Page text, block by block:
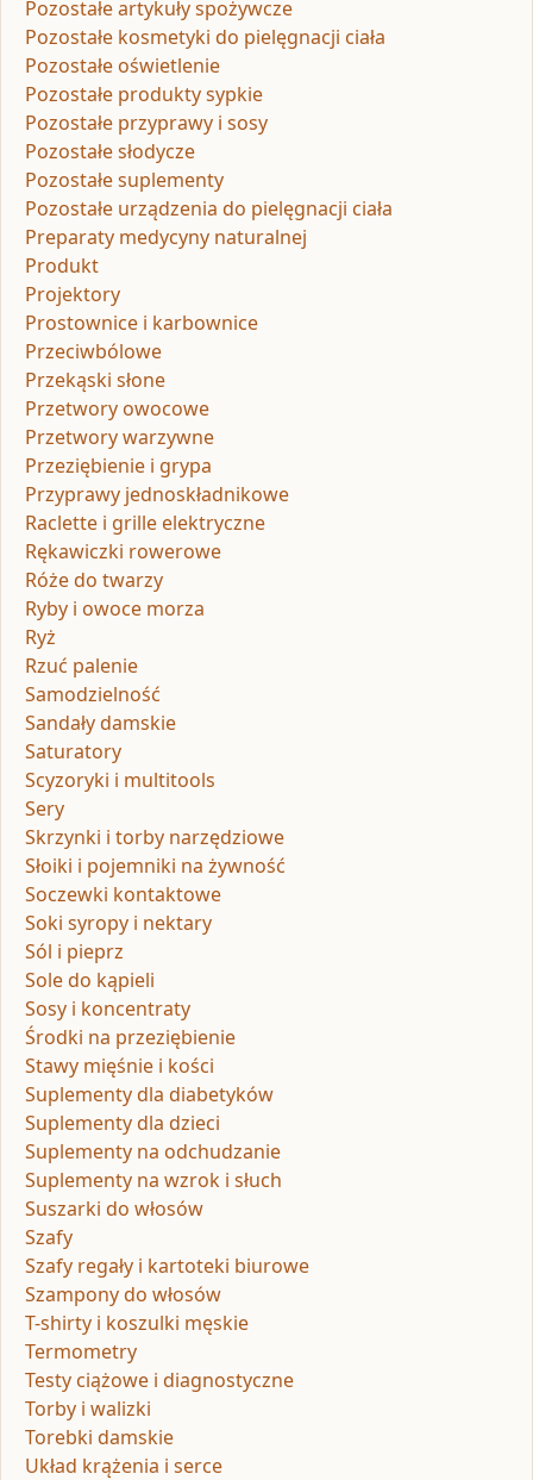
Pozostałe artykuły spożywcze
Pozostałe kosmetyki do pielęgnacji ciała
Pozostałe oświetlenie
Pozostałe produkty sypkie
Pozostałe przyprawy i sosy
Pozostałe słodycze
Pozostałe suplementy
Pozostałe urządzenia do pielęgnacji ciała
Preparaty medycyny naturalnej
Produkt
Projektory
Prostownice i karbownice
Przeciwbólowe
Przekąski słone
Przetwory owocowe
Przetwory warzywne
Przeziębienie i grypa
Przyprawy jednoskładnikowe
Raclette i grille elektryczne
Rękawiczki rowerowe
Róże do twarzy
Ryby i owoce morza
Ryż
Rzuć palenie
Samodzielność
Sandały damskie
Saturatory
Scyzoryki i multitools
Sery
Skrzynki i torby narzędziowe
Słoiki i pojemniki na żywność
Soczewki kontaktowe
Soki syropy i nektary
Sól i pieprz
Sole do kąpieli
Sosy i koncentraty
Środki na przeziębienie
Stawy mięśnie i kości
Suplementy dla diabetyków
Suplementy dla dzieci
Suplementy na odchudzanie
Suplementy na wzrok i słuch
Suszarki do włosów
Szafy
Szafy regały i kartoteki biurowe
Szampony do włosów
T-shirty i koszulki męskie
Termometry
Testy ciążowe i diagnostyczne
Torby i walizki
Torebki damskie
Układ krążenia i serce